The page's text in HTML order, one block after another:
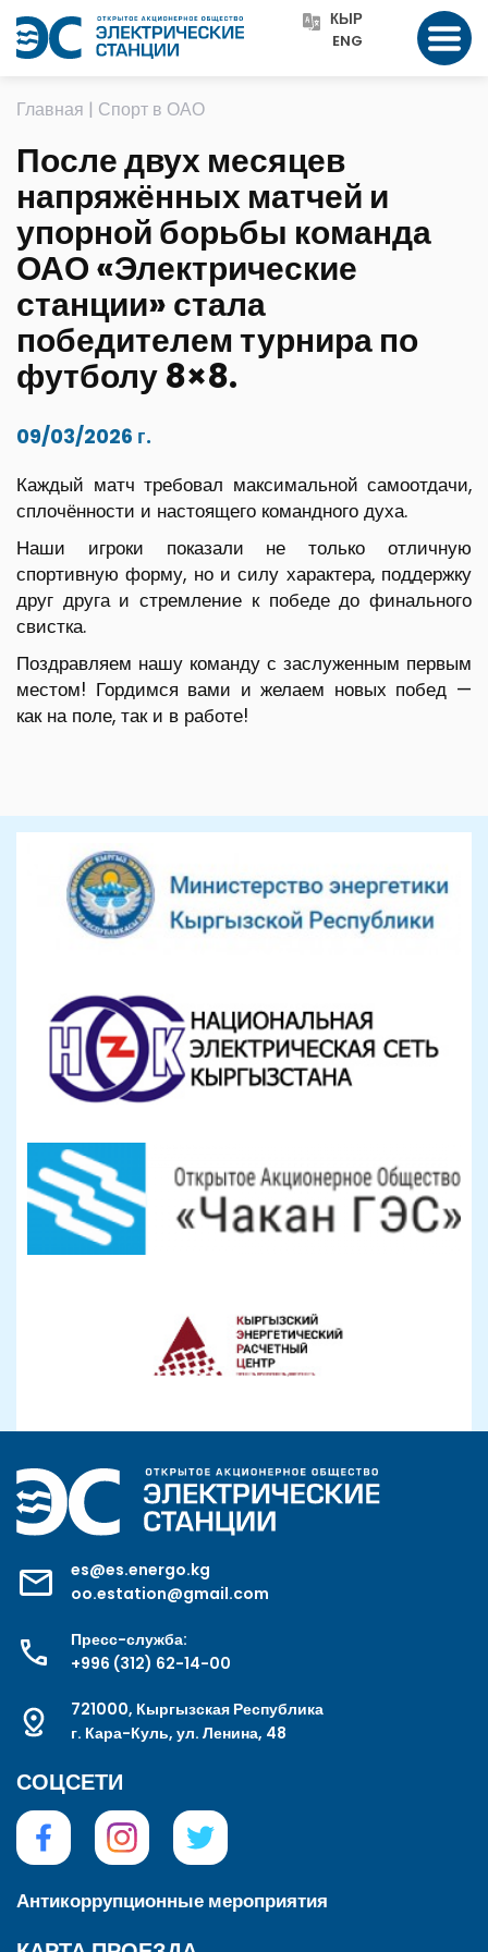
КЫР
ENG
Главная | Спорт в ОАО
После двух месяцев
напряжённых матчей и
упорной борьбы команда
ОАО «Электрические
станции» стала
победителем турнира по
футболу 8×8.
09/03/2026 г.
Каждый матч требовал максимальной самоотдачи,
сплочённости и настоящего командного духа.
Наши игроки показали не только отличную
спортивную форму, но и силу характера, поддержку
друг друга и стремление к победе до финального
свистка.
Поздравляем нашу команду с заслуженным первым
местом! Гордимся вами и желаем новых побед —
как на поле, так и в работе!
es@es.energo.kg
oo.estation@gmail.com
Пресс-служба:
+996 (312) 62-14-00
721000, Кыргызская Республика
г. Кара-Куль, ул. Ленина, 48
СОЦСЕТИ
Антикоррупционные мероприятия